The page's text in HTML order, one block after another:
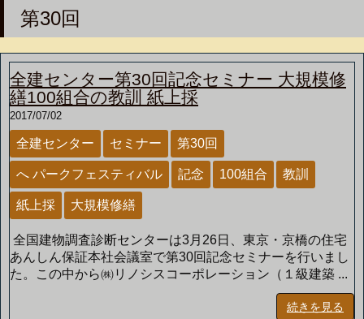
第30回
全建センター第30回記念セミナー 大規模修
繕100組合の教訓 紙上採
2017/07/02
全建センター セミナー 第30回
へ パークフェスティバル 記念 100組合 教訓
紙上採 大規模修繕
全国建物調査診断センターは3月26日、東京・京橋の住宅
あんしん保証本社会議室で第30回記念セミナーを行いまし
た。この中から㈱リノシスコーポレーション（１級建築 ...
続きを見る